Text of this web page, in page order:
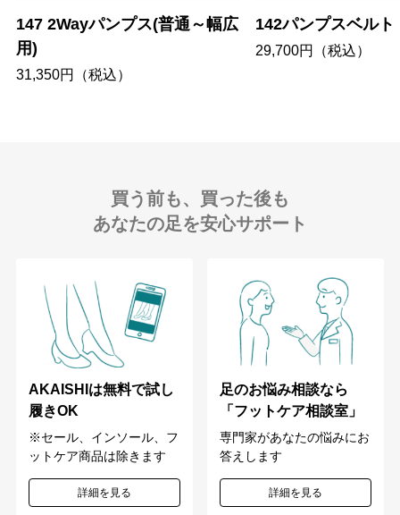
147 2Wayパンプス(普通～幅広
用)
31,350円（税込）
142パンプスベルト
29,700円（税込）
買う前も、買った後も
あなたの足を安心サポート
AKAISHIは無料で試し
履きOK
※セール、インソール、フ
ットケア商品は除きます
詳細を見る
足のお悩み相談なら
「フットケア相談室」
専門家があなたの悩みにお
答えします
詳細を見る